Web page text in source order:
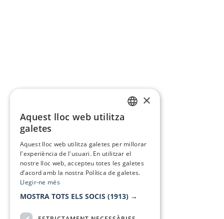
×
Aquest lloc web utilitza
galetes
Aquest lloc web utilitza galetes per millorar
l'experiència de l'usuari. En utilitzar el
nostre lloc web, accepteu totes les galetes
d’acord amb la nostra Política de galetes.
Llegir-ne més
MOSTRA TOTS ELS SOCIS (1913) →